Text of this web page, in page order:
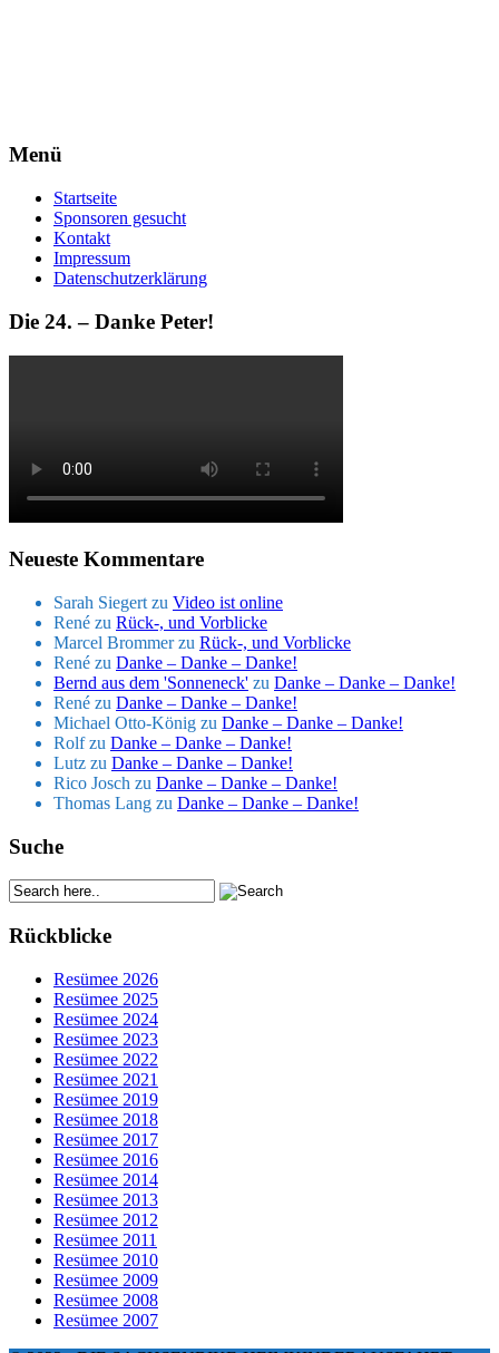
Menü
Startseite
Sponsoren gesucht
Kontakt
Impressum
Datenschutzerklärung
Die 24. – Danke Peter!
Neueste Kommentare
Sarah Siegert zu Video ist online
René zu Rück-, und Vorblicke
Marcel Brommerzu Rück-, und Vorblicke
René zu Danke – Danke – Danke!
Bernd aus dem 'Sonneneck' zu Danke – Danke – Danke!
René zu Danke – Danke – Danke!
Michael Otto-König zu Danke – Danke – Danke!
Rolfzu Danke – Danke – Danke!
Lutz zu Danke – Danke – Danke!
Rico Josch zu Danke – Danke – Danke!
Thomas Lang zu Danke – Danke – Danke!
Suche
Rückblicke
Resümee 2026
Resümee 2025
Resümee 2024
Resümee 2023
Resümee 2022
Resümee 2021
Resümee 2019
Resümee 2018
Resümee 2017
Resümee 2016
Resümee 2014
Resümee 2013
Resümee 2012
Resümee 2011
Resümee 2010
Resümee 2009
Resümee 2008
Resümee 2007